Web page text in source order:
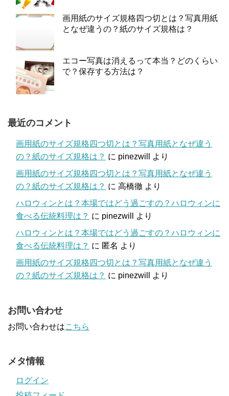
画用紙のサイズ規格四つ切とは？写真用紙
となぜ違うの？紙のサイズ規格は？
エコー写真は消えるって本当？どのくらい
で？保存する方法は？
最近のコメント
画用紙のサイズ規格四つ切とは？写真用紙となぜ違う
の？紙のサイズ規格は？ に pinezwill
より
画用紙のサイズ規格四つ切とは？写真用紙となぜ違う
の？紙のサイズ規格は？ に 高橋徹 より
ハロウィンとは？本場ではどう過ごすの？ハロウィンに
食べる伝統料理は？ に pinezwill
より
ハロウィンとは？本場ではどう過ごすの？ハロウィンに
食べる伝統料理は？ に 匿名 より
画用紙のサイズ規格四つ切とは？写真用紙となぜ違う
の？紙のサイズ規格は？ に pinezwill より
お問い合わせ
お問い合わせはこちら
メタ情報
ログイン